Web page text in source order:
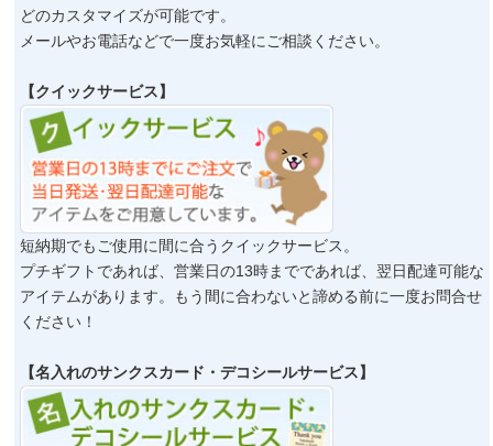
ドメイン指定受信について
お問合せ
どのカスタマイズが可能です。
メールやお電話などで一度お気軽にご相談ください。
【クイックサービス】
短納期でもご使用に間に合うクイックサービス。
プチギフトであれば、営業日の13時までであれば、翌日配達可能な
アイテムがあります。もう間に合わないと諦める前に一度お問合せ
ください！
【名入れのサンクスカード・デコシールサービス】